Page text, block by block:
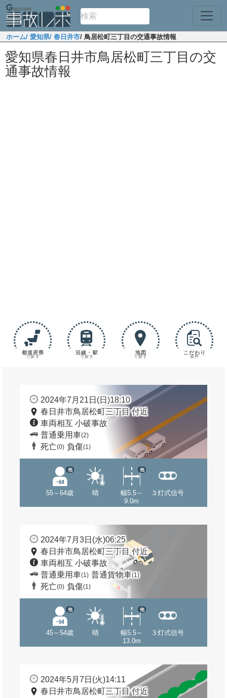
ホーム/ 愛知県/ 春日井市/ 鳥居松町三丁目の交通事故情報
愛知県春日井市鳥居松町三丁目の交
通事故情報
都道府県
で探す
沿線・駅
で探す
地図
で探す
こだわり
条件
2024年7月21日(日)18:10
春日井市鳥居松町三丁目 付近
車両相互 小破事故
普通乗用車(2)
死亡(0) 負傷(1)
55～64歳
他
晴
幅5.5～
9.0m
他
３灯式信号
2024年7月3日(水)06:25
春日井市鳥居松町三丁目 付近
車両相互 小破事故
普通乗用車(1) 普通貨物車(1)
死亡(0) 負傷(1)
45～54歳
他
晴
幅5.5～
13.0m
他
３灯式信号
2024年5月7日(火)14:11
春日井市鳥居松町三丁目 付近